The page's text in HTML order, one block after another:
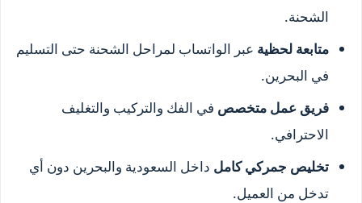
الشحنة.
متابعة لحظية عبر الواتساب لمراحل الشحنة حتى التسليم
في البحرين.
فريق عمل متخصص في الفك والتركيب والتغليف
الاحترافي.
تخليص جمركي كامل داخل السعودية والبحرين دون أي
تدخل من العميل.